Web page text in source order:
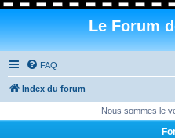
Le Forum
FAQ
Index du forum
Nous sommes le